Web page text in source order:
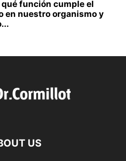
qué función cumple el
en nuestro organismo y
US